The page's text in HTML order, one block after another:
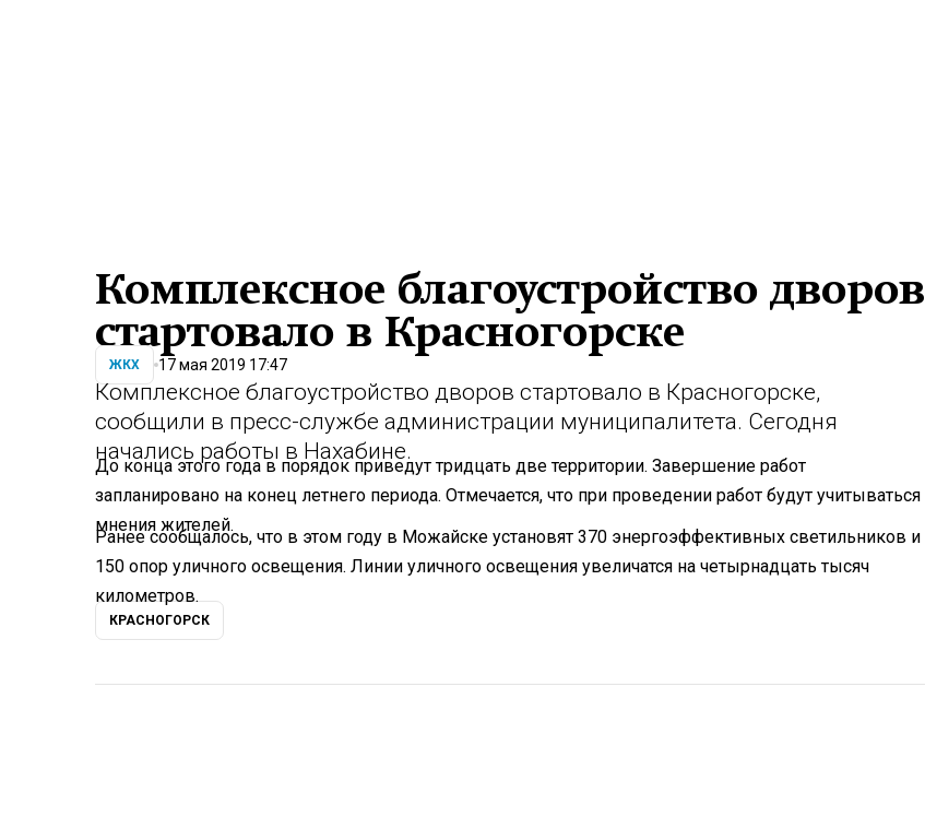
Комплексное благоустройство дворов
стартовало в Красногорске
ЖКХ 17 мая 2019 17:47
Комплексное благоустройство дворов стартовало в Красногорске,
сообщили в пресс-службе администрации муниципалитета. Сегодня
начались работы в Нахабине.
До конца этого года в порядок приведут тридцать две территории. Завершение работ
запланировано на конец летнего периода. Отмечается, что при проведении работ будут учитываться
мнения жителей.
Ранее сообщалось, что в этом году в Можайске установят 370 энергоэффективных светильников и
150 опор уличного освещения. Линии уличного освещения увеличатся на четырнадцать тысяч
километров.
КРАСНОГОРСК